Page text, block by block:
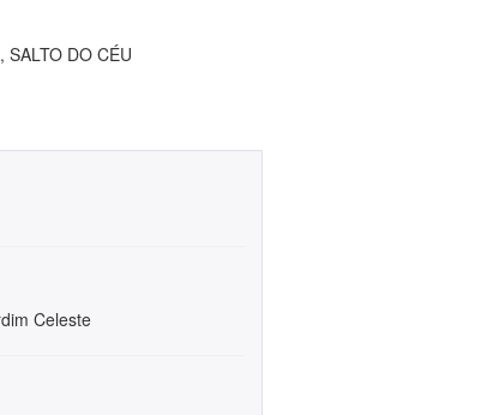
SALTO DO CÉU
Celeste